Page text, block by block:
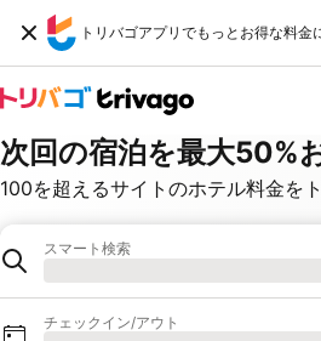
トリバゴアプリでもっとお得な料金
次回の宿泊を最大50%
100を超えるサイトのホテル料金を
目的地
目的地
チェックイン/アウト